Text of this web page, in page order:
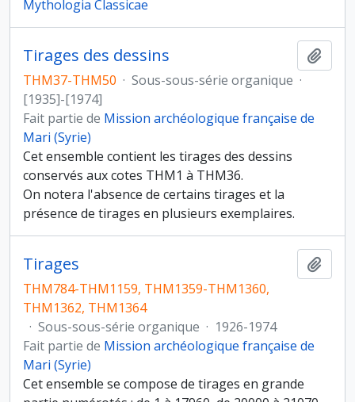
Mythologia Classicae
Tirages des dessins
THM37-THM50 · Sous-sous-série organique ·
[1935]-[1974]
Fait partie de Mission archéologique française de
Mari (Syrie)
Cet ensemble contient les tirages des dessins
conservés aux cotes THM1 à THM36.
On notera l'absence de certains tirages et la
présence de tirages en plusieurs exemplaires.
Tirages
THM784-THM1159, THM1359-THM1360,
THM1362, THM1364
· Sous-sous-série organique · 1926-1974
Fait partie de Mission archéologique française de
Mari (Syrie)
Cet ensemble se compose de tirages en grande